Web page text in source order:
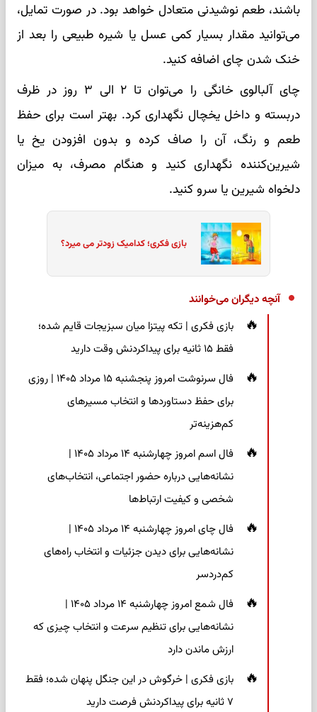
باشند، طعم نوشیدنی متعادل خواهد بود. در صورت تمایل،
می‌توانید مقدار بسیار کمی عسل یا شیره طبیعی را بعد از
خنک شدن چای اضافه کنید.
چای آلبالوی خانگی را می‌توان تا ۲ الی ۳ روز در ظرف
دربسته و داخل یخچال نگهداری کرد. بهتر است برای حفظ
طعم و رنگ، آن را صاف کرده و بدون افزودن یخ یا
شیرین‌کننده نگهداری کنید و هنگام مصرف، به میزان
دلخواه شیرین یا سرو کنید.
بازی فکری؛ کدامیک زودتر می میرد؟
آنچه دیگران می‌خوانند
بازی فکری | تکه پیتزا میان سبزیجات قایم شده؛
فقط ۱۵ ثانیه برای پیداکردنش وقت دارید
فال سرنوشت امروز پنجشنبه ۱۵ مرداد ۱۴۰۵ | روزی
برای حفظ دستاوردها و انتخاب مسیرهای
کم‌هزینه‌تر
فال اسم امروز چهارشنبه ۱۴ مرداد ۱۴۰۵ |
نشانه‌هایی درباره حضور اجتماعی، انتخاب‌های
شخصی و کیفیت ارتباط‌ها
فال چای امروز چهارشنبه ۱۴ مرداد ۱۴۰۵ |
نشانه‌هایی برای دیدن جزئیات و انتخاب راه‌های
کم‌دردسر
فال شمع امروز چهارشنبه ۱۴ مرداد ۱۴۰۵ |
نشانه‌هایی برای تنظیم سرعت و انتخاب چیزی که
ارزش ماندن دارد
بازی فکری | خرگوش در این جنگل پنهان شده؛ فقط
۷ ثانیه برای پیداکردنش فرصت دارید